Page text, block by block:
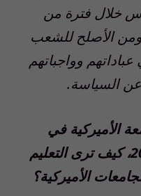
خلال فترة من
الأصلح للشعب
وواجباتهم
عن السياسة.
الأميركية في
الكويت بين عامي 2006-2003، كيف ترى التعليم
الأميركية؟